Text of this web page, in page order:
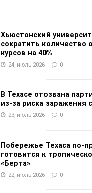
Хьюстонский
сократить количество
курсов на 40%
24, июль 2026 0
В Техасе отозвана
из-за риска заражения
23, июль 2026 0
Побережье Техаса по-
готовится к
«Берта»
22, июль 2026 0